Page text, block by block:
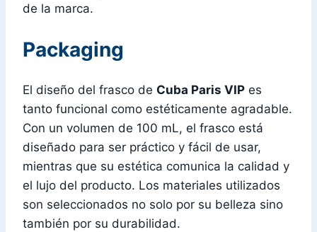
de la marca.
Packaging
El diseño del frasco de Cuba Paris VIP es
tanto funcional como estéticamente agradable.
Con un volumen de 100 mL, el frasco está
diseñado para ser práctico y fácil de usar,
mientras que su estética comunica la calidad y
el lujo del producto. Los materiales utilizados
son seleccionados no solo por su belleza sino
también por su durabilidad.